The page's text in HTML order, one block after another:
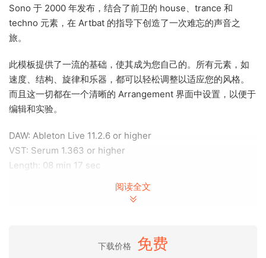
Sono 于 2000 年发布，结合了前卫的 house、trance 和
techno 元素，在 Artbat 的指导下创造了一次难忘的声音之
旅。
此模板提供了一流的基础，使其成为您自己的。所有元素，如
速度、结构、旋律和乐器，都可以轻松调整以适应您的风格。
而且这一切都在一个清晰的 Arrangement 界面中设置，以便于
编辑和实验。
DAW: Ableton Live 11.2.6 or higher
VST: Serum 1.363 or higher
Length: 08 min 17 sec
music scene. Originally released in 2000 by Sono, this
genre-blending masterpiece combines progressive house,
阅读全文
下载价格 免费